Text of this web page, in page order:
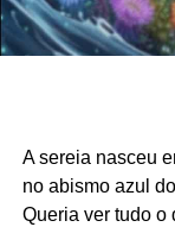
A sereia nasceu
no abismo azul
Queria ver tudo o